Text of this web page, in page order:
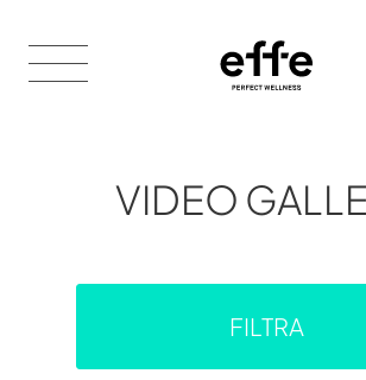
VIDEO
FILTRA